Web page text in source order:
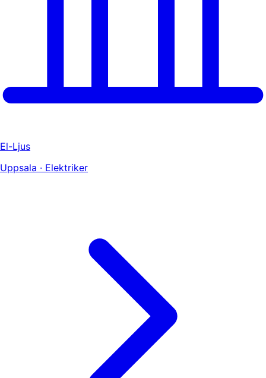
El-Ljus
Uppsala · Elektriker